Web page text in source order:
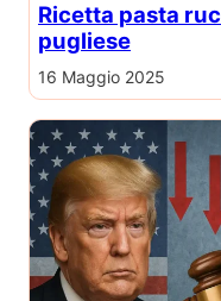
Ricetta pasta
pugliese
16 Maggio 2025